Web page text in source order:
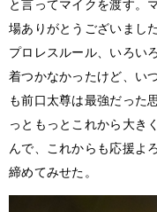
と言ってマイクを渡す。
場ありがとうございまし
プロレスルール、いろい
着つかなかったけど、い
も前口太尊は最強だった
っともっとこれから大き
んで、これからも応援よ
締めてみせた。